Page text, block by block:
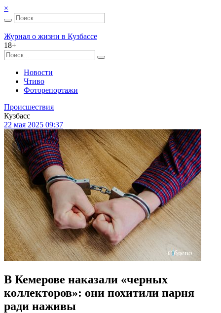
×
Журнал о жизни в Кузбассе
18+
Новости
Чтиво
Фоторепортажи
Происшествия
Кузбасс
22 мая 2025 09:37
В Кемерове наказали «черных
коллекторов»: они похитили парня
ради наживы